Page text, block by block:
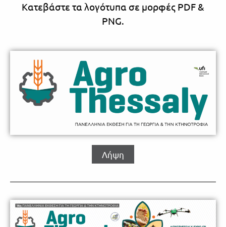
Κατεβάστε τα λογότυπα σε μορφές PDF &
PNG.
Λήψη